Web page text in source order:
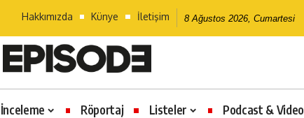
Hakkımızda Künye İletişim 8 Ağustos 2026, Cumartesi
İnceleme Röportaj Listeler Podcast & Video